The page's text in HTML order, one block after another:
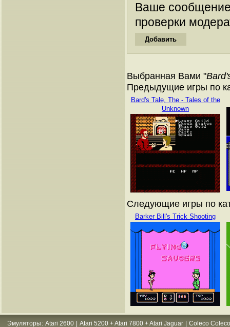
Ваше
проверки
Выбранная Вами "
Предыдущие игры по
Bard's Tale, The - Tales of the
Unknown
Следующие игры по
Barker Bill's Trick Shooting
Эмуляторы : Atari 2600 Atari 5200 + Atari 7800 + Atari Jaguar Coleco